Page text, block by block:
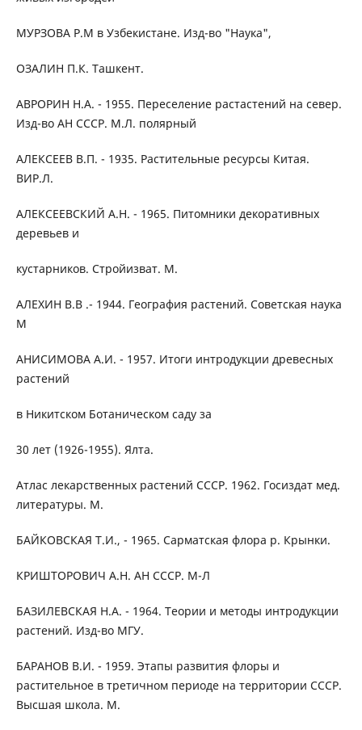
МУРЗОВА Р.М в Узбекистане. Изд-во "Наука",
ОЗАЛИН П.К. Ташкент.
АВРОРИН Н.А. - 1955. Переселение растастений на север.
Изд-во АН СССР. М.Л. полярный
АЛЕКСЕЕВ В.П. - 1935. Растительные ресурсы Китая.
ВИР.Л.
АЛЕКСЕЕВСКИЙ А.Н. - 1965. Питомники декоративных
деревьев и
кустарников. Стройизват. М.
АЛЕХИН В.В .- 1944. География растений. Советская наука
M
АНИСИМОВА А.И. - 1957. Итоги интродукции древесных
растений
в Никитском Ботаническом саду за
30 лет (1926-1955). Ялта.
Атлас лекарственных растений СССР. 1962. Госиздат мед.
литературы. М.
БАЙКОВСКАЯ Т.И., - 1965. Сарматская флора р. Крынки.
КРИШТОРОВИЧ А.Н. АН СССР. М-Л
БАЗИЛЕВСКАЯ Н.А. - 1964. Теории и методы интродукции
растений. Изд-во МГУ.
БАРАНОВ В.И. - 1959. Этапы развития флоры и
растительное в третичном периоде на территории СССР.
Высшая школа. М.